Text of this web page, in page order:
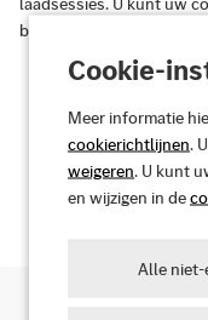
beheren.
Cookie-
Meer informatie
cookierichtlijnen.
weigeren. U kunt
en wijzigen in de
Alle niet-